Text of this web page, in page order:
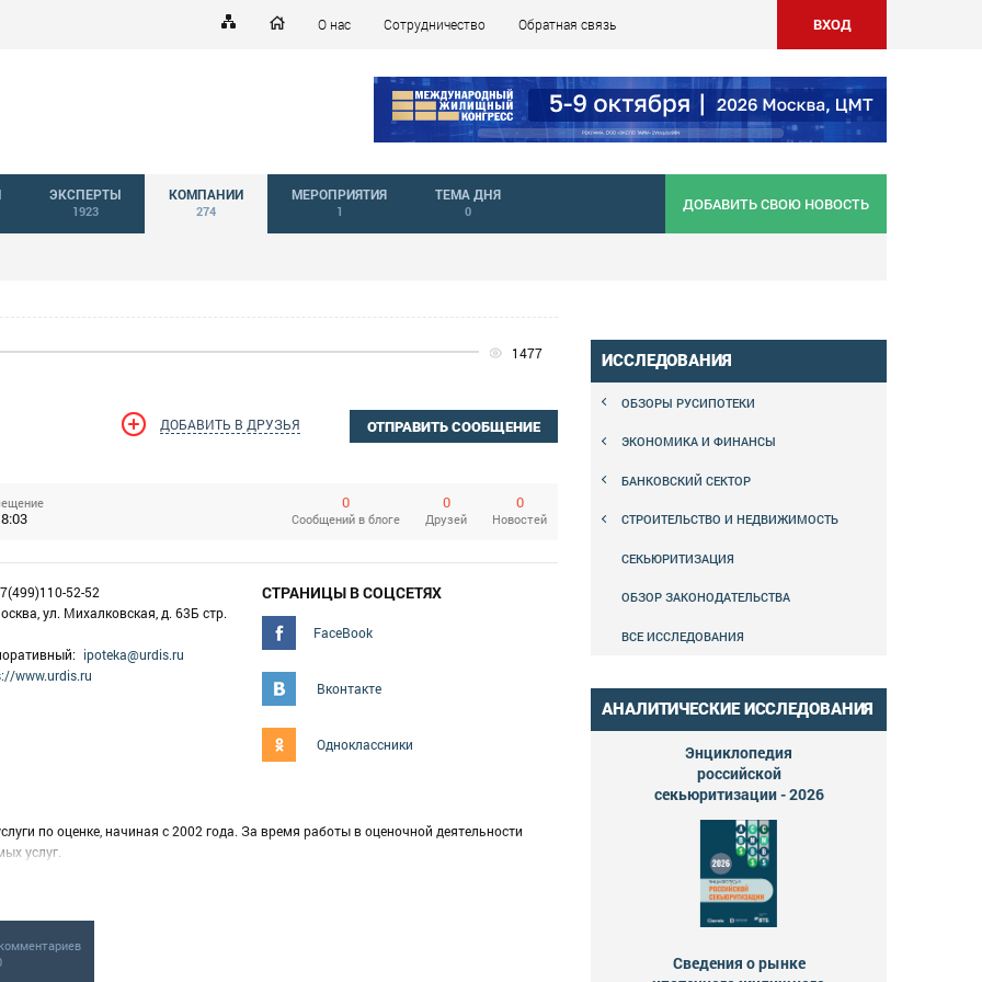
О нас Сотрудничество Обратная связь ВХОД
ЭКСПЕРТЫ
1923
КОМПАНИИ
274
МЕРОПРИЯТИЯ
1
ТЕМА ДНЯ
0 ДОБАВИТЬ СВОЮ НОВОСТЬ
1477
ДОБАВИТЬ В ДРУЗЬЯ ОТПРАВИТЬ СООБЩЕНИЕ
0
Сообщений в блоге
0
Друзей
0
Новостей
52-52
ул. Михалковская, д. 63Б стр.
ipoteka@urdis.ru
www.urdis.ru
СТРАНИЦЫ В СОЦСЕТЯХ
FaceBook
Вконтакте
Одноклассники
по оценке, начиная с 2002 года. За время работы в оценочной деятельности
услуг.
на честности, открытости, верности данному слову, способности
специалистов, все они являются членами крупнейших СРО России и имеют
ИССЛЕДОВАНИЯ
ОБЗОРЫ РУСИПОТЕКИ
ЭКОНОМИКА И ФИНАНСЫ
БАНКОВСКИЙ СЕКТОР
СТРОИТЕЛЬСТВО И НЕДВИЖИМОСТЬ
СЕКЬЮРИТИЗАЦИЯ
ОБЗОР ЗАКОНОДАТЕЛЬСТВА
ВСЕ ИССЛЕДОВАНИЯ
АНАЛИТИЧЕСКИЕ ИССЛЕДОВАНИЯ
Энциклопедия
российской
секьюритизации - 2026
Сведения о рынке